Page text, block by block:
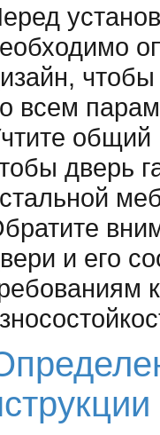
всем
дверь
и его